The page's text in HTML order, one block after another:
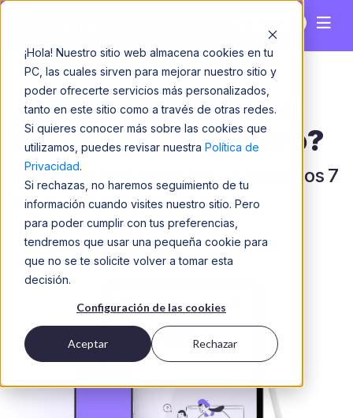
¡Hola! Nuestro sitio web almacena cookies en tu
PC, las cuales sirven para mejorar nuestro sitio y
poder ofrecerte servicios más personalizados,
tanto en este sitio como a través de otras redes.
Si quieres conocer más sobre las cookies que
utilizamos, puedes revisar nuestra Política de
Privacidad.
Si rechazas, no haremos seguimiento de tu
información cuando visites nuestro sitio. Pero
para poder cumplir con tus preferencias,
tendremos que usar una pequeña cookie para
que no se te solicite volver a tomar esta
decisión.
Configuración de las cookies
Aceptar Rechazar
¿Cómo elaborar una
estrategia de género?
Descarga esta infografía y conoce los 7
pasos para implementar.